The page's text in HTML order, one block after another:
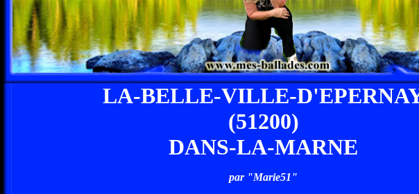
LA-BELLE-VILLE-
(51200)
DANS-LA-MARNE
par "Marie51"